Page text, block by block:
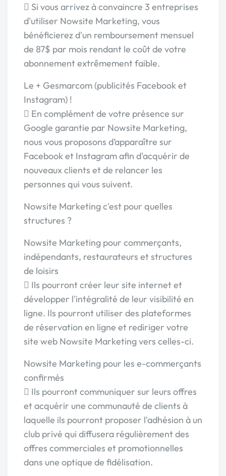
 Si vous arrivez à convaincre 3 entreprises
d'utiliser Nowsite Marketing, vous
bénéficierez d'un remboursement mensuel
de 87$ par mois rendant le coût de votre
abonnement extrêmement faible.
Le + Gesmarcom (publicités Facebook et
Instagram) !
 En complément de votre présence sur
Google garantie par Nowsite Marketing,
nous vous proposons d’apparaître sur
Facebook et Instagram afin d'acquérir de
nouveaux clients et de relancer les
personnes qui vous suivent.
Nowsite Marketing c'est pour quelles
structures ?
Nowsite Marketing pour commerçants,
indépendants, restaurateurs et structures
de loisirs
 Ils pourront créer leur site internet et
développer l'intégralité de leur visibilité en
ligne. Ils pourront utiliser des plateformes
de réservation en ligne et rediriger votre
site web Nowsite Marketing vers celles-ci.
Nowsite Marketing pour les e-commerçants
confirmés
 Ils pourront communiquer sur leurs offres
et acquérir une communauté de clients à
laquelle ils pourront proposer l'adhésion à un
club privé qui diffusera régulièrement des
offres commerciales et promotionnelles
dans une optique de fidélisation.